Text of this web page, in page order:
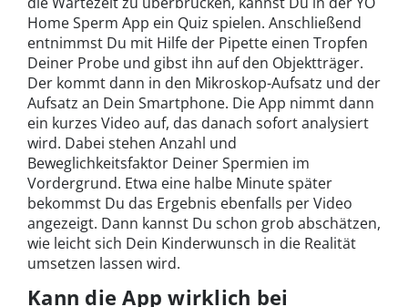
Home Sperm App ein Quiz spielen. Anschließend
entnimmst Du mit Hilfe der Pipette einen Tropfen
Deiner Probe und gibst ihn auf den Objektträger.
Der kommt dann in den Mikroskop-Aufsatz und der
Aufsatz an Dein Smartphone. Die App nimmt dann
ein kurzes Video auf, das danach sofort analysiert
wird. Dabei stehen Anzahl und
Beweglichkeitsfaktor Deiner Spermien im
Vordergrund. Etwa eine halbe Minute später
bekommst Du das Ergebnis ebenfalls per Video
angezeigt. Dann kannst Du schon grob abschätzen,
wie leicht sich Dein Kinderwunsch in die Realität
umsetzen lassen wird.
Kann die App wirklich bei